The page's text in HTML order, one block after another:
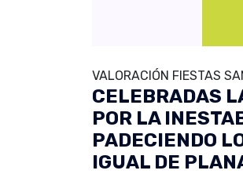
VALORACIÓN FIESTAS
CELEBRADAS
POR LA
PADECIENDO
IGUAL DE